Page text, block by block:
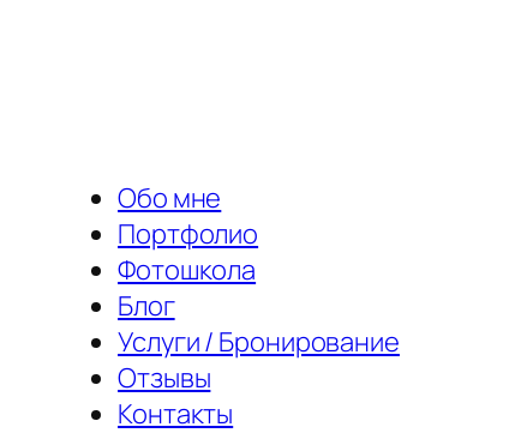
Обо мне
Портфолио
Фотошкола
Блог
Услуги / Бронирование
Отзывы
Контакты